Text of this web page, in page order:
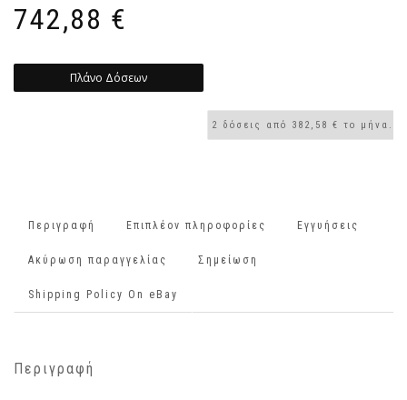
742,88 €
Πλάνο Δόσεων
Περιγραφή Επιπλέον πληροφορίες Εγγυήσεις
Ακύρωση παραγγελίας Σημείωση
Shipping Policy On eBay
Περιγραφή